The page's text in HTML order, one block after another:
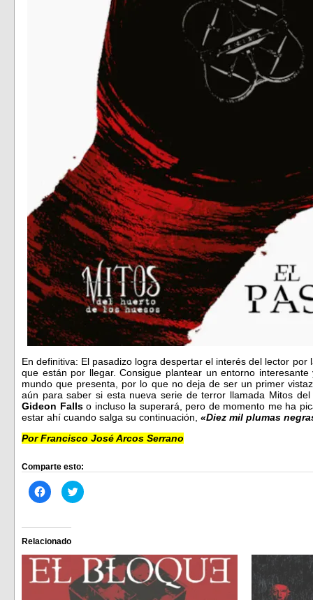
En definitiva: El pasadizo logra despertar el interés del lector
que están por llegar. Consigue plantear un entorno
mundo que presenta, por lo que no deja de ser un primer
aún para saber si esta nueva serie de terror llamada Mitos
Gideon Fallso incluso la superará, pero de momento me ha
estar ahí cuando salga su continuación, «Diez mil plumas
Por Francisco José Arcos Serrano
Comparte esto:
Haz
clic
Facebook
(Se
abre
en
una
ventana
nueva)
Haz
clic
en
una
ventana
nueva)
Relacionado